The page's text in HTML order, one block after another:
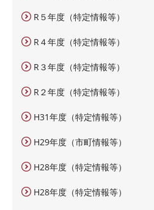
R５年度（特定情報等）
R４年度（特定情報等）
R３年度（特定情報等）
R２年度（特定情報等）
H31年度（特定情報等）
H29年度（市町情報等）
H28年度（特定情報等）
H28年度（特定情報等）